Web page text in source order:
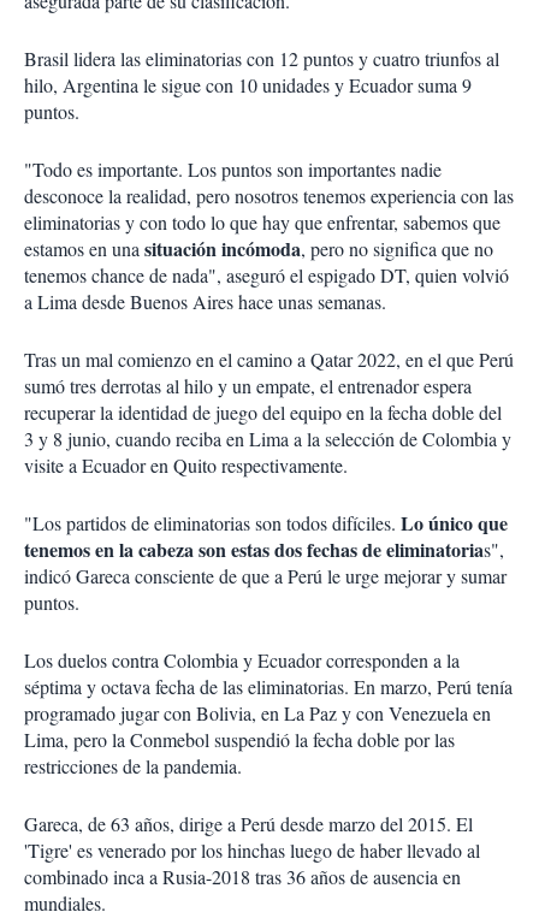
Brasil lidera las eliminatorias con 12 puntos y cuatro triunfos al
hilo, Argentina le sigue con 10 unidades y Ecuador suma 9
puntos.
"Todo es importante. Los puntos son importantes nadie
desconoce la realidad, pero nosotros tenemos experiencia con las
eliminatorias y con todo lo que hay que enfrentar, sabemos que
estamos en unasituación incómoda, pero no significa que no
tenemos chance de nada", aseguró el espigado DT, quien volvió
a Lima desde Buenos Aires hace unas semanas.
Tras un mal comienzo en el camino a Qatar 2022, en el que Perú
sumó tres derrotas al hilo y un empate, el entrenador espera
recuperar la identidad de juego del equipo en la fecha doble del
3 y 8 junio, cuando reciba en Lima a la selección de Colombia y
visite a Ecuador en Quito respectivamente.
"Los partidos de eliminatorias son todos difíciles. Lo único que
tenemos en la cabeza son estas dos fechas de eliminatorias",
indicó Gareca consciente de que a Perú le urge mejorar y sumar
puntos.
Los duelos contra Colombia y Ecuador corresponden a la
séptima y octava fecha de las eliminatorias. En marzo, Perú tenía
programado jugar con Bolivia, en La Paz y con Venezuela en
Lima, pero la Conmebol suspendió la fecha doble por las
restricciones de la pandemia.
Gareca, de 63 años, dirige a Perú desde marzo del 2015. El
'Tigre' es venerado por los hinchas luego de haber llevado al
combinado inca a Rusia-2018 tras 36 años de ausencia en
mundiales.